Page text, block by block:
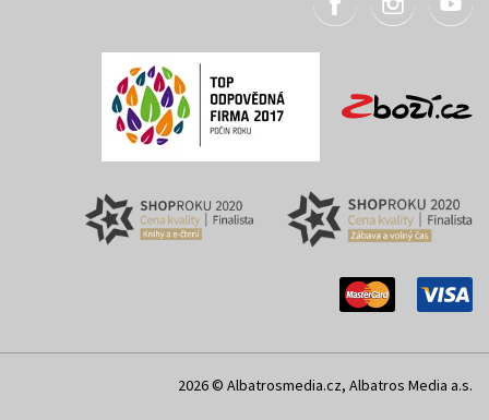
2026 © Albatrosmedia.cz, Albatros Media a.s.